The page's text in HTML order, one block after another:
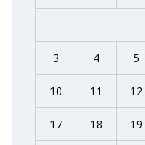
3 4 5
10 11 12
17 18 19